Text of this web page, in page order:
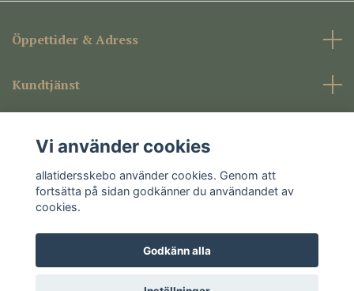
Öppettider & Adress
Kundtjänst
Sociala medier
© 2026 allatidersskebo
Vi använder cookies
allatidersskebo använder cookies. Genom att
fortsätta på sidan godkänner du användandet av
cookies.
Godkänn alla